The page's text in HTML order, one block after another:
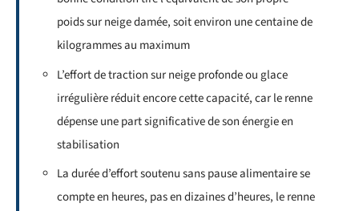
poids sur neige damée, soit environ une centaine de
kilogrammes au maximum
L’effort de traction sur neige profonde ou glace
irrégulière réduit encore cette capacité, car le renne
dépense une part significative de son énergie en
stabilisation
La durée d’effort soutenu sans pause alimentaire se
compte en heures, pas en dizaines d’heures, le renne